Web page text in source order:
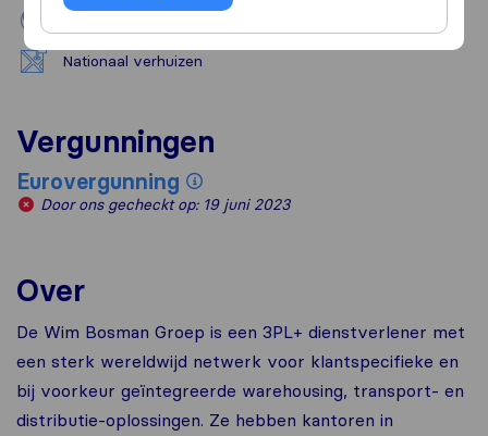
Nationaal verhuizen
Vergunningen
Eurovergunning
Door ons gecheckt op: 19 juni 2023
Over
De Wim Bosman Groep is een 3PL+ dienstverlener met
een sterk wereldwijd netwerk voor klantspecifieke en
bij voorkeur geïntegreerde warehousing, transport- en
distributie-oplossingen. Ze hebben kantoren in